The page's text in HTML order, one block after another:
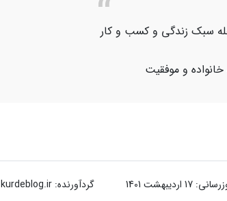
سبک زندگی و کسب و کار
و موفقیت
17 اردیبهشت 1401 گردآورنده:kurdeblog.ir